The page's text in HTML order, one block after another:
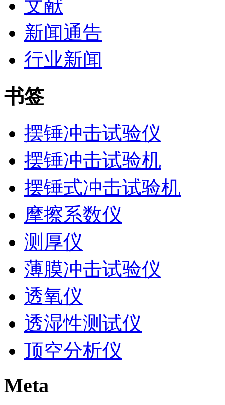
文献
新闻通告
行业新闻
书签
摆锤冲击试验仪
摆锤冲击试验机
摆锤式冲击试验机
摩擦系数仪
测厚仪
薄膜冲击试验仪
透氧仪
透湿性测试仪
顶空分析仪
Meta